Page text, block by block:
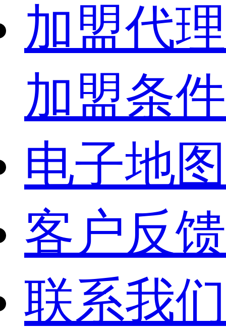
加盟代理
加盟条件
电子地图
客户反馈
联系我们